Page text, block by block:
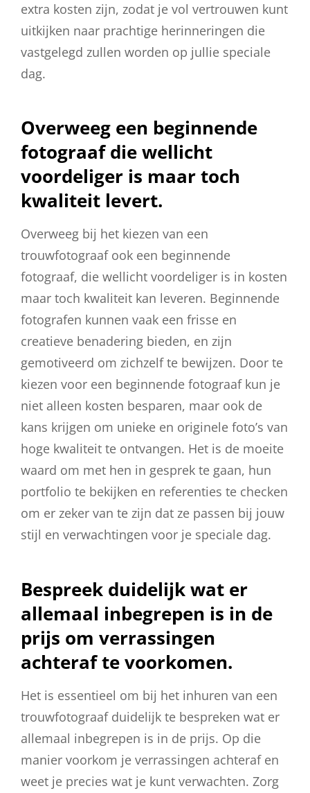
extra kosten zijn, zodat je vol vertrouwen kunt
uitkijken naar prachtige herinneringen die
vastgelegd zullen worden op jullie speciale
dag.
Overweeg een beginnende
fotograaf die wellicht
voordeliger is maar toch
kwaliteit levert.
Overweeg bij het kiezen van een
trouwfotograaf ook een beginnende
fotograaf, die wellicht voordeliger is in kosten
maar toch kwaliteit kan leveren. Beginnende
fotografen kunnen vaak een frisse en
creatieve benadering bieden, en zijn
gemotiveerd om zichzelf te bewijzen. Door te
kiezen voor een beginnende fotograaf kun je
niet alleen kosten besparen, maar ook de
kans krijgen om unieke en originele foto’s van
hoge kwaliteit te ontvangen. Het is de moeite
waard om met hen in gesprek te gaan, hun
portfolio te bekijken en referenties te checken
om er zeker van te zijn dat ze passen bij jouw
stijl en verwachtingen voor je speciale dag.
Bespreek duidelijk wat er
allemaal inbegrepen is in de
prijs om verrassingen
achteraf te voorkomen.
Het is essentieel om bij het inhuren van een
trouwfotograaf duidelijk te bespreken wat er
allemaal inbegrepen is in de prijs. Op die
manier voorkom je verrassingen achteraf en
weet je precies wat je kunt verwachten. Zorg